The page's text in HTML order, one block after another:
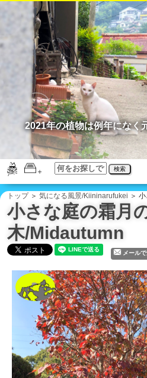
検索
2021年の植物は例年にな
トップ＞ 気になる風景/Kiininarufukei ＞
小さな庭の霜月
木/Midautumn
メール